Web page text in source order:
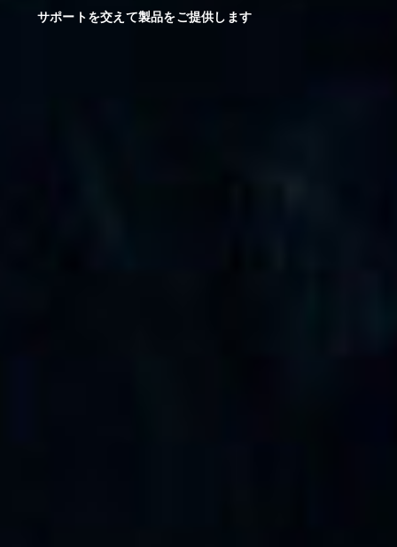
サポートを交えて製品をご提供します